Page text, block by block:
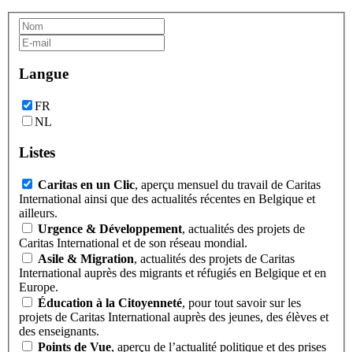
Langue
FR
NL
Listes
Caritas en un Clic, aperçu mensuel du travail de Caritas
International ainsi que des actualités récentes en Belgique et
ailleurs.
Urgence & Développement, actualités des projets de
Caritas International et de son réseau mondial.
Asile & Migration, actualités des projets de Caritas
International auprès des migrants et réfugiés en Belgique et en
Europe.
Éducation à la Citoyenneté, pour tout savoir sur les
projets de Caritas International auprès des jeunes, des élèves et
des enseignants.
Points de Vue, aperçu de l’actualité politique et des prises